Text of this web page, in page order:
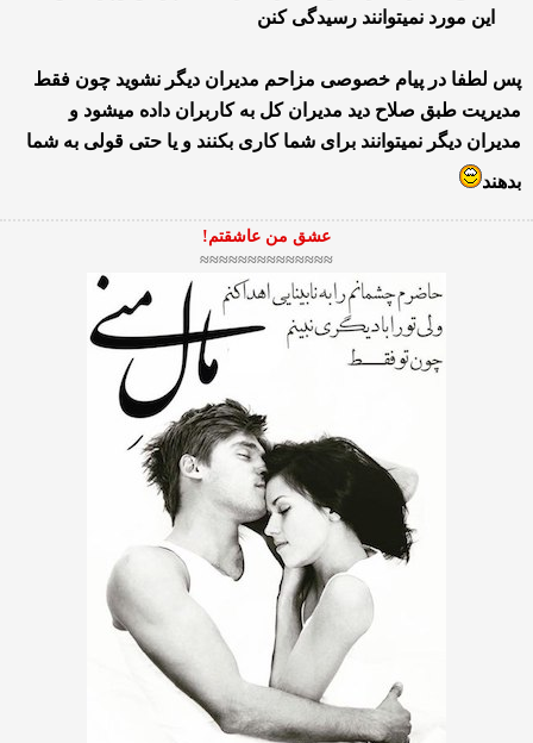
این مورد نمیتوانند رسیدگی كنن
پس لطفا در پیام خصوصی مزاحم مدیران دیگر نشوید چون فقط
مدیریت طبق صلاح دید مدیران كل به كاربران داده میشود و
مدیران دیگر نمیتوانند برای شما كاری بكنند و یا حتی قولی به شما
بدهند
عشق من عاشقتم!
≈≈≈≈≈≈≈≈≈≈≈≈≈≈